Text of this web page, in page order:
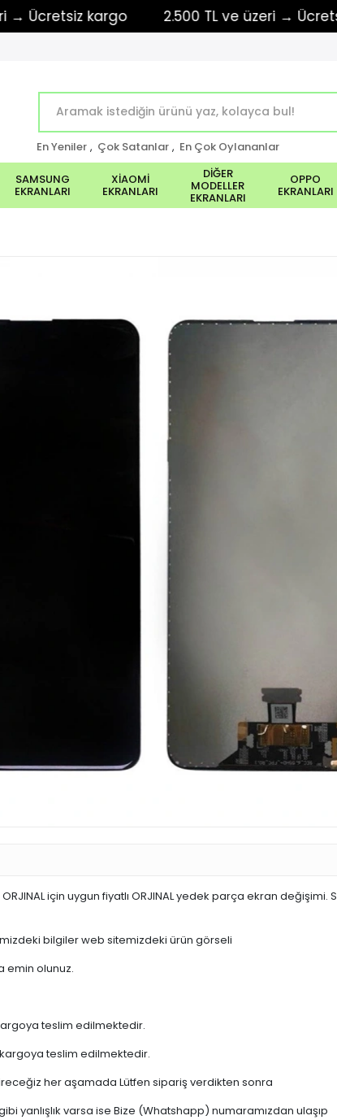
kargo 2.500 TL ve üzeri → Ücretsiz
En Yeniler , Çok Satanlar , En Çok Oylananlar
SAMSUNG
EKRANLARI
XİAOMİ
EKRANLARI
DİĞER
MODELLER
EKRANLARI
OPPO
EKRANLARI
için uygun fiyatlı ORJINAL yedek parça ekran
bilgiler web sitemizdeki ürün görseli
emin olunuz.
teslim edilmektedir.
teslim edilmektedir.
her aşamada Lütfen sipariş verdikten sonra
yanlışlık varsa ise Bize (Whatshapp) numaramızdan ulaşıp